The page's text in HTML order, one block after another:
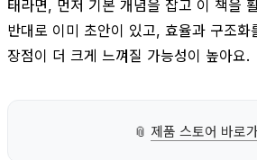
태라면, 먼저 기본 개념을 잡고 이 책을
반대로 이미 초안이 있고, 효율과 구조화
장점이 더 크게 느껴질 가능성이 높아요.
📎 제품 스토어 바로